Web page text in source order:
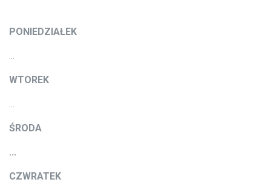
PONIEDZIAŁEK
WTOREK
ŚRODA
...
CZWRATEK